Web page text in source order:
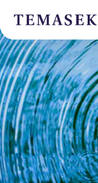
Community
Future &
Sustainability
By
on the